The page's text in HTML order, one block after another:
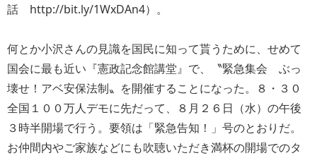
話 http://bit.ly/1WxDAn4）。
何とか小沢さんの見識を国民に知って貰うために、せめて
国会に最も近い『憲政記念館講堂』で、〝緊急集会 ぶっ
壊せ！アベ安保法制〟を開催することになった。８・３０
全国１００万人デモに先だって、８月２６日（水）の午後
３時半開場で行う。要領は「緊急告知！」号のとおりだ。
お仲間内やご家族などにも吹聴いただき満杯の開場でのタ